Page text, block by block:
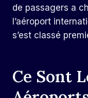
de passagers a
l’aéroport
s’est classé
Ce Sont